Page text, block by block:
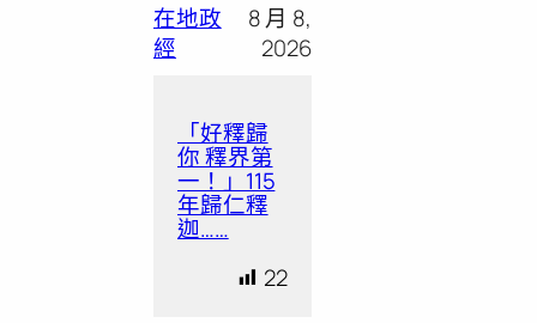
在地政
經
8 月 8,
2026
「好釋歸
你 釋界第
一！」115
年歸仁釋
迦……
22